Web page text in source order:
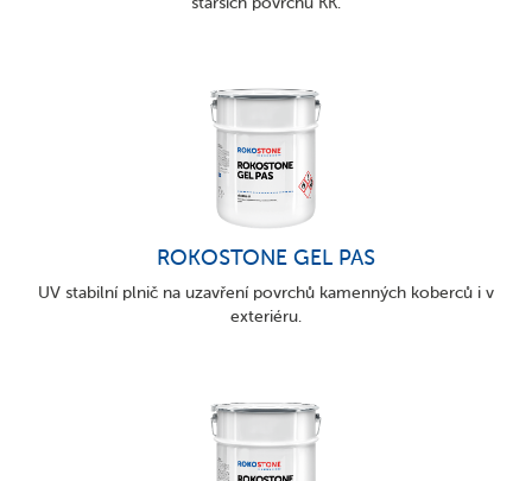
starších povrchů KK.
ROKOSTONE GEL PAS
UV stabilní plnič na uzavření povrchů kamenných koberců i v
exteriéru.